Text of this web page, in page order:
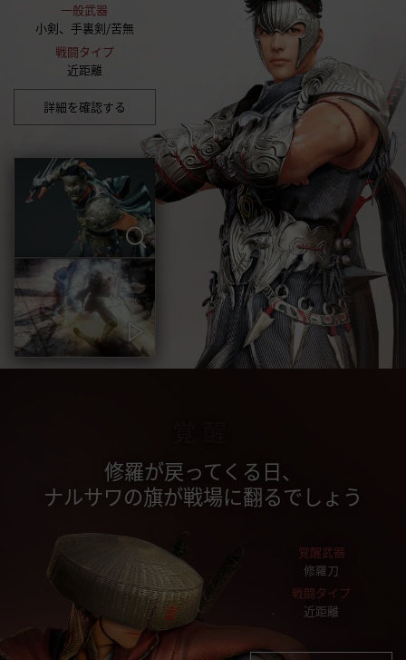
一般武器
小剣、手裏剣/苦無
戦闘タイプ
近距離
詳細を確認する
修羅が戻ってくる日、
ナルサワの旗が戦場に翻るでしょう
覚醒武器
修羅刀
戦闘タイプ
近距離